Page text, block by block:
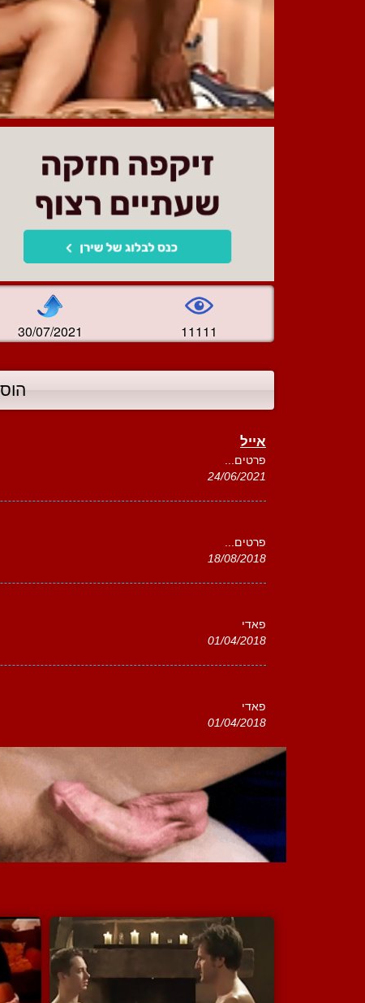
30/07/2021 11111
אייל
פרטים...
24/06/2021
פרטים...
18/08/2018
פאדי
01/04/2018
פאדי
01/04/2018